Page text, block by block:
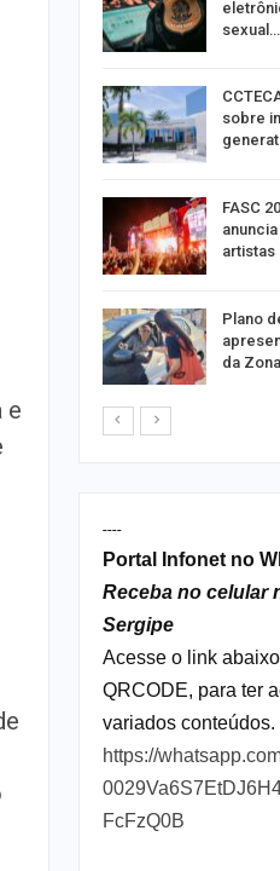
e
sexual…
sobre
FASC
artistas
Plano
da
----
Portal Infonet no
Receba no celular
Sergipe
Acesse o link
QRCODE, para ter
variados conteúdos.
https://
FcFzQ0B